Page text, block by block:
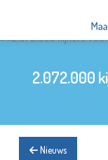
2.072.000
Nieuws